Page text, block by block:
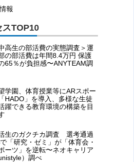
報
スTOP10
高生の部活費の実態調査＞運
の部活費は年間8.4万円 保護
65％が負担感〜ANYTEAM調
学園、体育授業等にARスポー
HADO」を導入、多様な生徒
躍できる教育環境の構築を目
生のガクチカ調査 選考通過
「研究・ゼミ」が「体育会・
ーツ」を逆転〜ネオキャリア
unistyle）調べ